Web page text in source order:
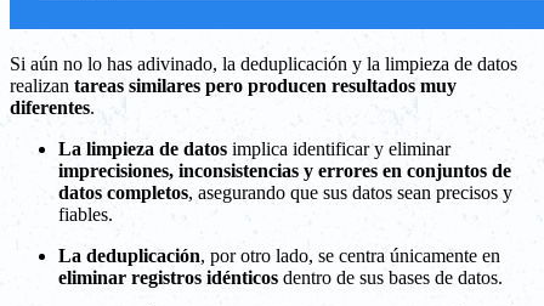
Si aún no lo has adivinado, la deduplicación y la limpieza de datos
realizan tareas similares pero producen resultados muy
diferentes.
La limpieza de datos implica identificar y eliminar
imprecisiones, inconsistencias y errores en conjuntos de
datos completos, asegurando que sus datos sean precisos y
fiables.
La deduplicación, por otro lado, se centra únicamente en
eliminar registros idénticos dentro de sus bases de datos.